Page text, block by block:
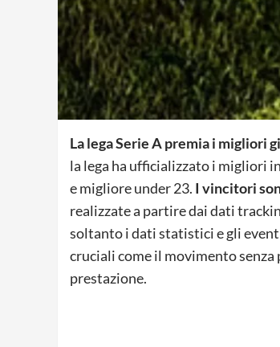
La lega Serie A premia i migliori
la lega ha ufficializzato i migliori
e migliore under 23. I vincitori
realizzate a partire dai dati
soltanto i dati statistici e gli
cruciali come il movimento
prestazione.